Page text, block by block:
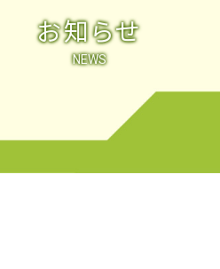
お知らせ
NEWS